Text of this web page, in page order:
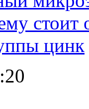
стоит
цинк